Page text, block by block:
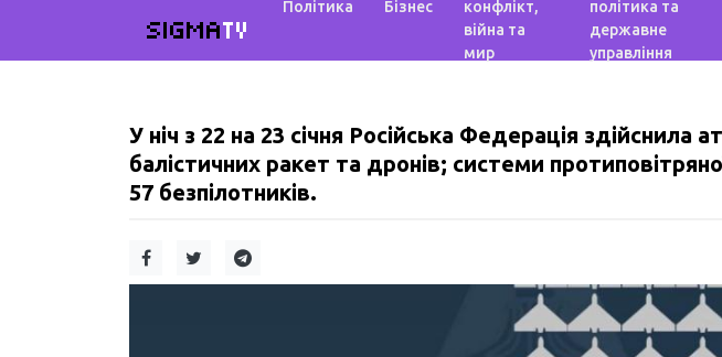
SIGMATV
Політика Бізнес
конфлікт,
війна та
мир
політика та
державне
управління
У ніч з 22 на 23 січня Російська Федерація здійснила
балістичних ракет та дронів; системи
57 безпілотників.